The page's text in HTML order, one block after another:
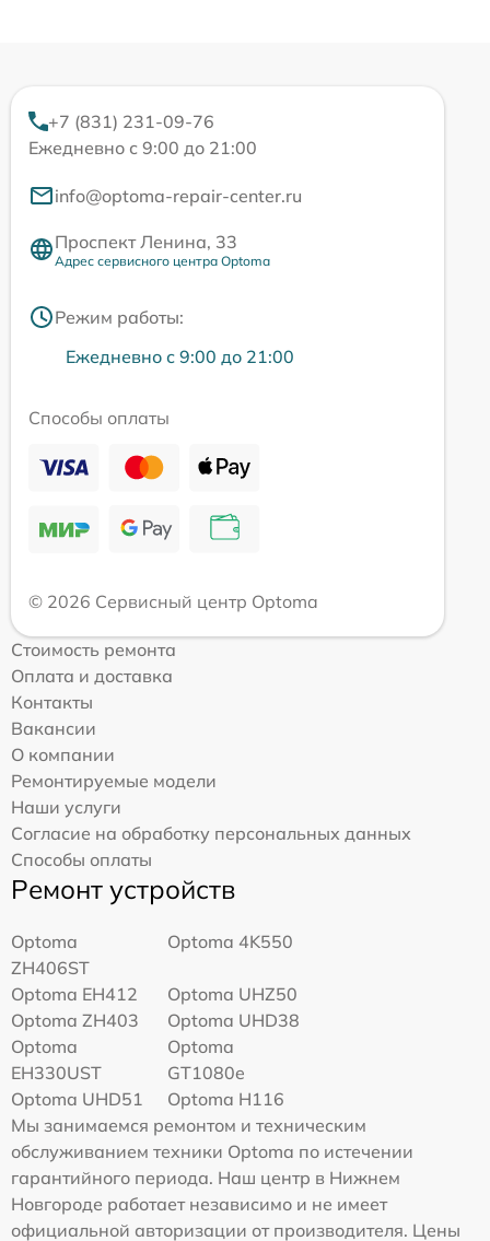
+7 (831) 231-09-76
Ежедневно с 9:00 до 21:00
info@optoma-repair-center.ru
Проспект Ленина, 33
Адрес сервисного центра Optoma
Режим работы:
Ежедневно с 9:00 до 21:00
Способы оплаты
© 2026 Сервисный центр Optoma
Стоимость ремонта
Оплата и доставка
Контакты
Вакансии
О компании
Ремонтируемые модели
Наши услуги
Согласие на обработку персональных данных
Способы оплаты
Ремонт устройств
Optoma
ZH406ST
Optoma 4K550
Optoma EH412
Optoma UHZ50
Optoma ZH403
Optoma UHD38
Optoma
EH330UST
Optoma
GT1080e
Optoma UHD51
Optoma H116
Мы занимаемся ремонтом и техническим
обслуживанием техники Optoma по истечении
гарантийного периода. Наш центр в Нижнем
Новгороде работает независимо и не имеет
официальной авторизации от производителя. Цены